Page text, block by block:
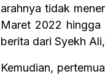
arahnya tidak
Maret 2022
berita dari Syekh
Kemudian,